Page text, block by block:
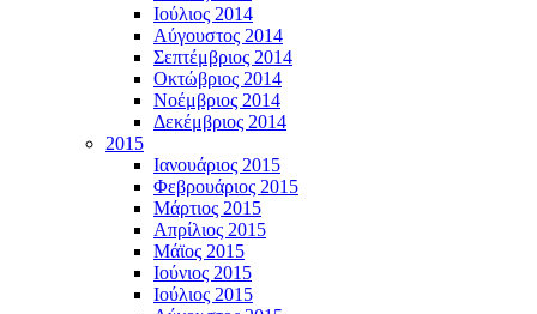
Ιούλιος 2014
Αύγουστος 2014
Σεπτέμβριος 2014
Οκτώβριος 2014
Νοέμβριος 2014
Δεκέμβριος 2014
2015
Ιανουάριος 2015
Φεβρουάριος 2015
Μάρτιος 2015
Απρίλιος 2015
Μάϊος 2015
Ιούνιος 2015
Ιούλιος 2015